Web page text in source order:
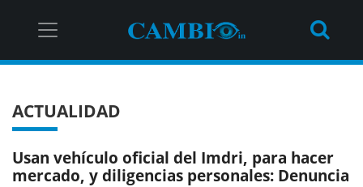
ACTUALIDAD
Usan vehículo oficial del Imdri, para hacer
mercado, y diligencias personales: Denuncia